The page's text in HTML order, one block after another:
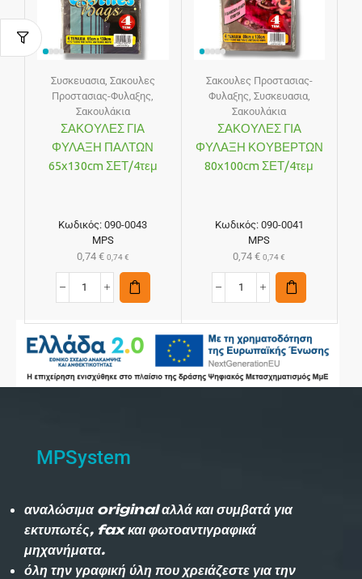
Συσκευασια, Σακουλες
Προστασιας-Φυλαξης
Σακουλάκια
ΣΑΚΟΥΛΕΣ ΓΙΑ
ΦΥΛΑΞΗ ΠΑΛΤΩΝ
65x130cm ΣΕΤ/4τεμ
Κωδικός:090-0043
MPS
0,74 € 0,74€
Σακουλες Προστασιας-
Φυλαξης, Συσκευασια,
Σακουλάκια
ΣΑΚΟΥΛΕΣ ΓΙΑ
ΦΥΛΑΞΗ ΚΟΥΒΕΡΤΩΝ
80x100cm ΣΕΤ/4τεμ
Κωδικός: 090-0041
MPS
0,74€ 0,74€
MPSystem
αναλώσιμα original αλλά και συμβατά για
εκτυπωτές, fax και φωτοαντιγραφικά
μηχανήματα.
όλη την γραφική ύλη που χρειάζεστε για την